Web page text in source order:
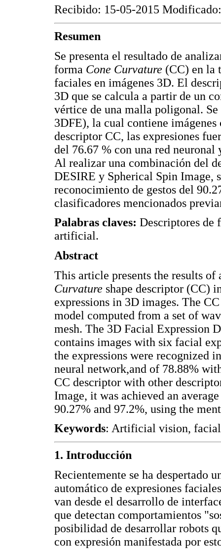
Recibido: 15-05-2015
Resumen
Se presenta el resultado de
forma Cone Curvature (CC) en la
faciales en imágenes 3D. El
3D que se calcula a partir de un
vértice de una malla poligonal.
3DFE), la cual contiene
descriptor CC, las expresiones
del 76.67 % con una red
Al realizar una combinación del
DESIRE y Spherical Spin Image,
reconocimiento de gestos del
clasificadores mencionados
Palabras claves: Descriptores de
artificial.
Abstract
This article presents the results
Curvature shape descriptor (CC)
expressions in 3D images. The
model computed from a set of
mesh. The 3D Facial Expression
contains images with six facial
the expressions were recognized
neural network,and of 78.88%
CC descriptor with other
Image, it was achieved an
90.27% and 97.2%, using the
Keywords: Artificial vision, facial
1. Introducción
Recientemente se ha despertado
automático de expresiones
van desde el desarrollo de
que detectan comportamientos
posibilidad de desarrollar robots
con expresión manifestada por